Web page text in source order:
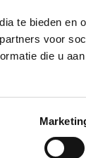
te bieden en
voor
die u